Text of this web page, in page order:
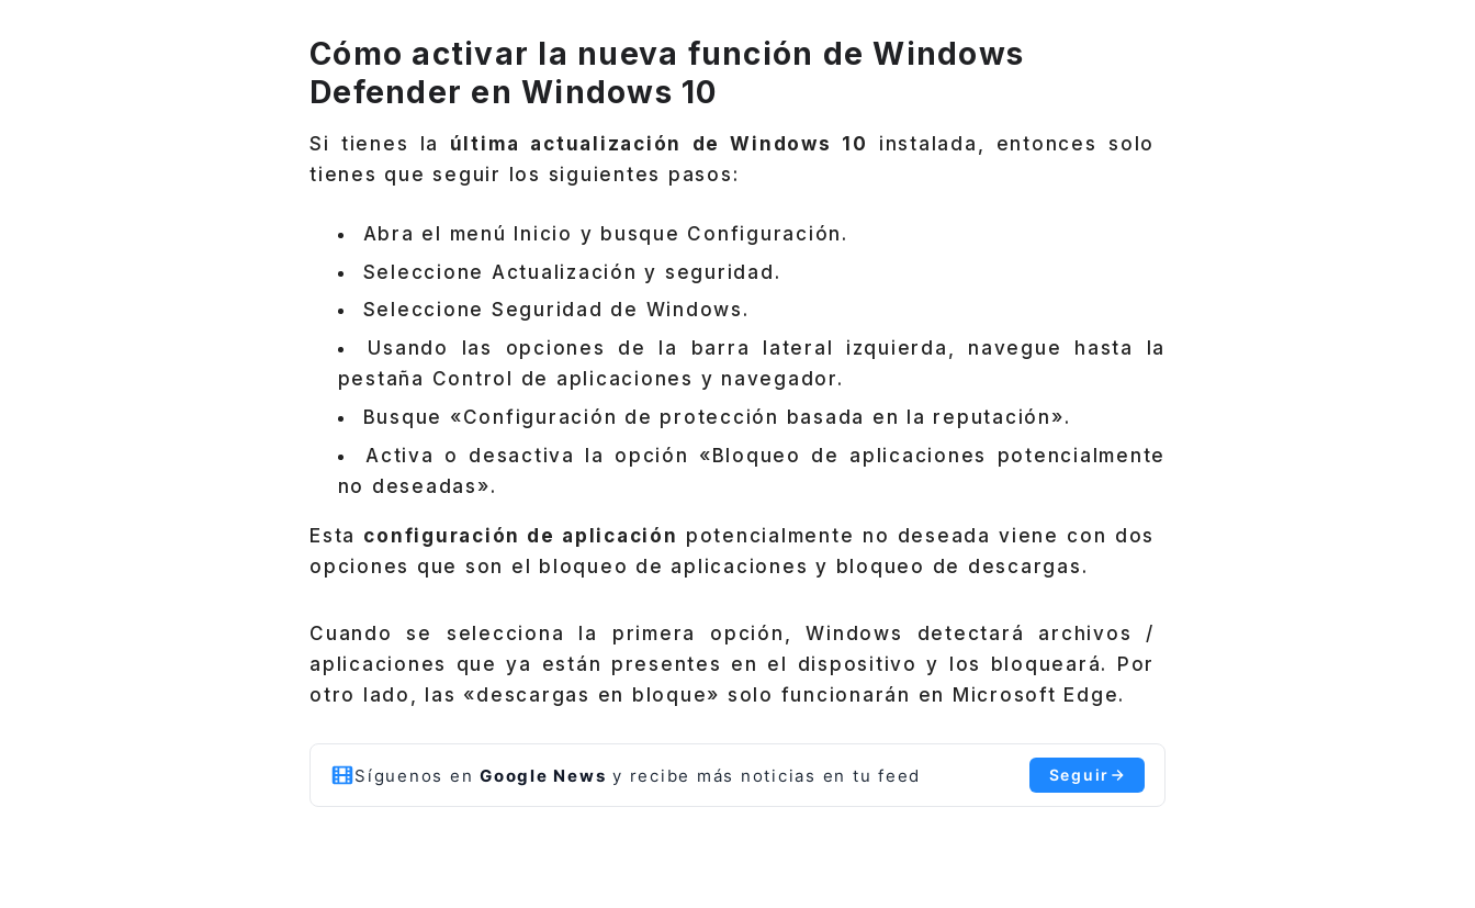
Cómo activar la nueva función de Windows
Defender en Windows 10
Si tienes la última actualización de Windows 10
instalada, entonces solo
tienes que seguir los siguientes pasos:
Abra el menú Inicio y busque Configuración.
Seleccione Actualización y seguridad.
Seleccione Seguridad de Windows.
Usando las opciones de la barra lateral izquierda, navegue hasta la
pestaña Control de aplicaciones y navegador.
Busque «Configuración de protección basada en la reputación».
Activa o desactiva la opción «Bloqueo de aplicaciones potencialmente
no deseadas».
Esta configuración de aplicación potencialmente no deseada viene con dos
opciones que son el bloqueo de aplicaciones y bloqueo de descargas.
Cuando se selecciona la primera opción, Windows detectará archivos /
aplicaciones que ya están presentes en el dispositivo y los bloqueará. Por
otro lado, las «descargas en bloque» solo funcionarán en Microsoft Edge.
Síguenos en Google News y recibe más noticias en tu feed Seguir